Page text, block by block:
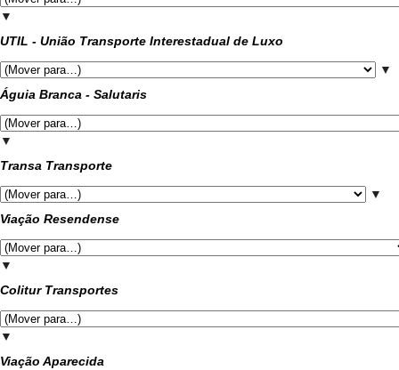
▼
UTIL - União Transporte Interestadual de Luxo
▼
Águia Branca - Salutaris
▼
Transa Transporte
▼
Viação Resendense
▼
Colitur Transportes
▼
Viação Aparecida